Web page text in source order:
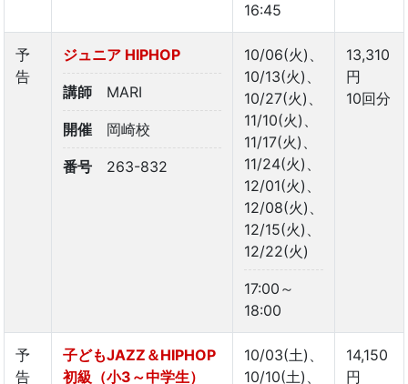
16:45
予
告
ジュニア HIPHOP
講師 MARI
開催 岡崎校
番号 263-832
10/06(火)、
10/13(火)、
10/27(火)、
11/10(火)、
11/17(火)、
11/24(火)、
12/01(火)、
12/08(火)、
12/15(火)、
12/22(火)
17:00～
18:00
13,310
円
10回分
予
告
子どもJAZZ＆HIPHOP
初級（小3～中学生）
10/03(土)、
10/10(土)、
14,150
円